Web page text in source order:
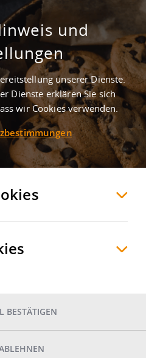
in Schorndorf
Suche als Suchauftrag
werden?
und
unserer Dienste.
Dienste erklären Sie sich
wir Cookies verwenden.
BESTÄTIGEN